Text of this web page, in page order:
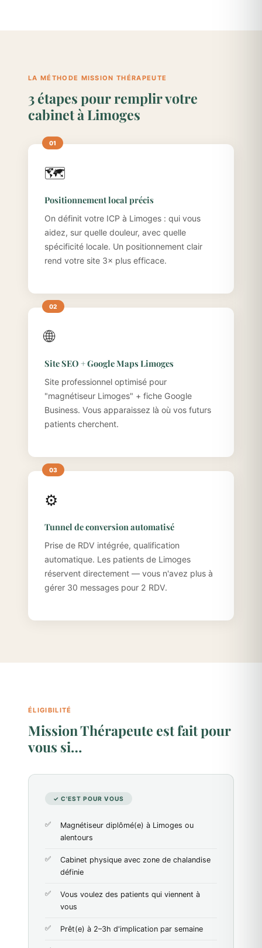
LA MÉTHODE MISSION THÉRAPEUTE
3 étapes pour remplir votre
cabinet à Limoges
🗺️
Positionnement local précis
On définit votre ICP à Limoges : qui vous
aidez, sur quelle douleur, avec quelle
spécificité locale. Un positionnement clair
rend votre site 3× plus efficace.
🌐
Site SEO + Google Maps Limoges
Site professionnel optimisé pour
"magnétiseur Limoges" + fiche Google
Business. Vous apparaissez là où vos futurs
patients cherchent.
⚙️
Tunnel de conversion automatisé
Prise de RDV intégrée, qualification
automatique. Les patients de Limoges
réservent directement — vous n'avez plus à
gérer 30 messages pour 2 RDV.
ÉLIGIBILITÉ
Mission Thérapeute est fait pour
vous si…
✓ C'EST POUR VOUS
Magnétiseur diplômé(e) à Limoges ou
alentours
Cabinet physique avec zone de chalandise
définie
Vous voulez des patients qui viennent à
vous
Prêt(e) à 2–3h d'implication par semaine